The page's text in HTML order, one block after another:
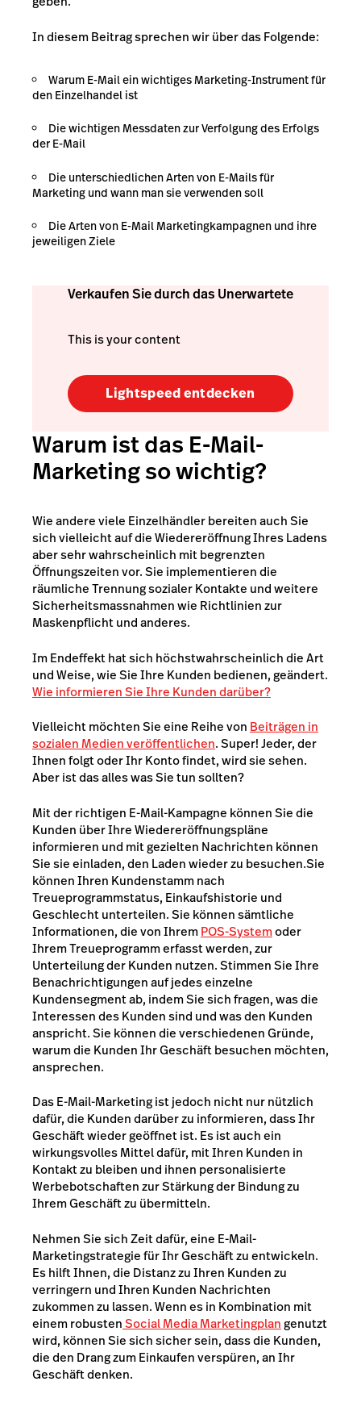
In diesem Beitrag sprechen wir über das Folgende:
Warum E-Mail ein wichtiges Marketing-Instrument für
den Einzelhandel ist
Die wichtigen Messdaten zur Verfolgung des Erfolgs
der E-Mail
Die unterschiedlichen Arten von E-Mails für
Marketing und wann man sie verwenden soll
Die Arten von E-Mail Marketingkampagnen und ihre
jeweiligen Ziele
Verkaufen Sie durch das Unerwartete
This is your content
Lightspeed entdecken
Warum ist das E-Mail-
Marketing so wichtig?
Wie andere viele Einzelhändler bereiten auch Sie
sich vielleicht auf die Wiedereröffnung Ihres Ladens
aber sehr wahrscheinlich mit begrenzten
Öffnungszeiten vor. Sie implementieren die
räumliche Trennung sozialer Kontakte und weitere
Sicherheitsmassnahmen wie Richtlinien zur
Maskenpflicht und anderes.
Im Endeffekt hat sich höchstwahrscheinlich die Art
und Weise, wie Sie Ihre Kunden bedienen, geändert.
Wie informieren Sie Ihre Kunden darüber?
Vielleicht möchten Sie eine Reihe von Beiträgen in
sozialen Medien veröffentlichen. Super! Jeder, der
Ihnen folgt oder Ihr Konto findet, wird sie sehen.
Aber ist das alles was Sie tun sollten?
Mit der richtigen E-Mail-Kampagne können Sie die
Kunden über Ihre Wiedereröffnungspläne
informieren und mit gezielten Nachrichten können
Sie sie einladen, den Laden wieder zu besuchen.Sie
können Ihren Kundenstamm nach
Treueprogrammstatus, Einkaufshistorie und
Geschlecht unterteilen. Sie können sämtliche
Informationen, die von IhremPOS-Systemoder
Ihrem Treueprogramm erfasst werden, zur
Unterteilung der Kunden nutzen. Stimmen Sie Ihre
Benachrichtigungen auf jedes einzelne
Kundensegment ab, indem Sie sich fragen, was die
Interessen des Kunden sind und was den Kunden
anspricht. Sie können die verschiedenen Gründe,
warum die Kunden Ihr Geschäft besuchen möchten,
ansprechen.
Das E-Mail-Marketing ist jedoch nicht nur nützlich
dafür, die Kunden darüber zu informieren, dass Ihr
Geschäft wieder geöffnet ist. Es ist auch ein
wirkungsvolles Mittel dafür, mit Ihren Kunden in
Kontakt zu bleiben und ihnen personalisierte
Werbebotschaften zur Stärkung der Bindung zu
Ihrem Geschäft zu übermitteln.
Nehmen Sie sich Zeit dafür, eine E-Mail-
Marketingstrategie für Ihr Geschäft zu entwickeln.
Es hilft Ihnen, die Distanz zu Ihren Kunden zu
verringern und Ihren Kunden Nachrichten
zukommen zu lassen.Wenn es in Kombination mit
einem robustenSocial Media Marketingplangenutzt
wird, können Sie sich sicher sein, dass die Kunden,
die den Drang zum Einkaufen verspüren, an Ihr
Geschäft denken.